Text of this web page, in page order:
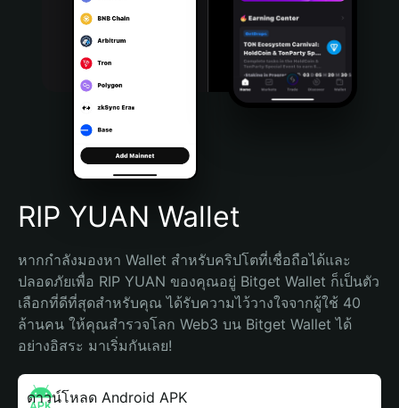
Português (Portugal)
Bahasa Indonesia
Português (Brasil)
Español (Argentina)
RIP YUAN Wallet
หากกำลังมองหา Wallet สำหรับคริปโตที่เชื่อถือได้และ
ปลอดภัยเพื่อ RIP YUAN ของคุณอยู่ Bitget Wallet ก็เป็นตัว
เลือกที่ดีที่สุดสำหรับคุณ ได้รับความไว้วางใจจากผู้ใช้ 40
ล้านคน ให้คุณสำรวจโลก Web3 บน Bitget Wallet ได้
อย่างอิสระ มาเริ่มกันเลย!
ดาวน์โหลด Android APK